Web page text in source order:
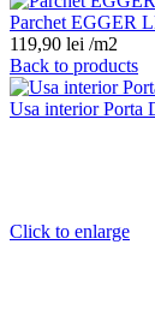
Parchet EGGER
119,90 lei /m2
Back to products
Usa interior
Click to enlarge